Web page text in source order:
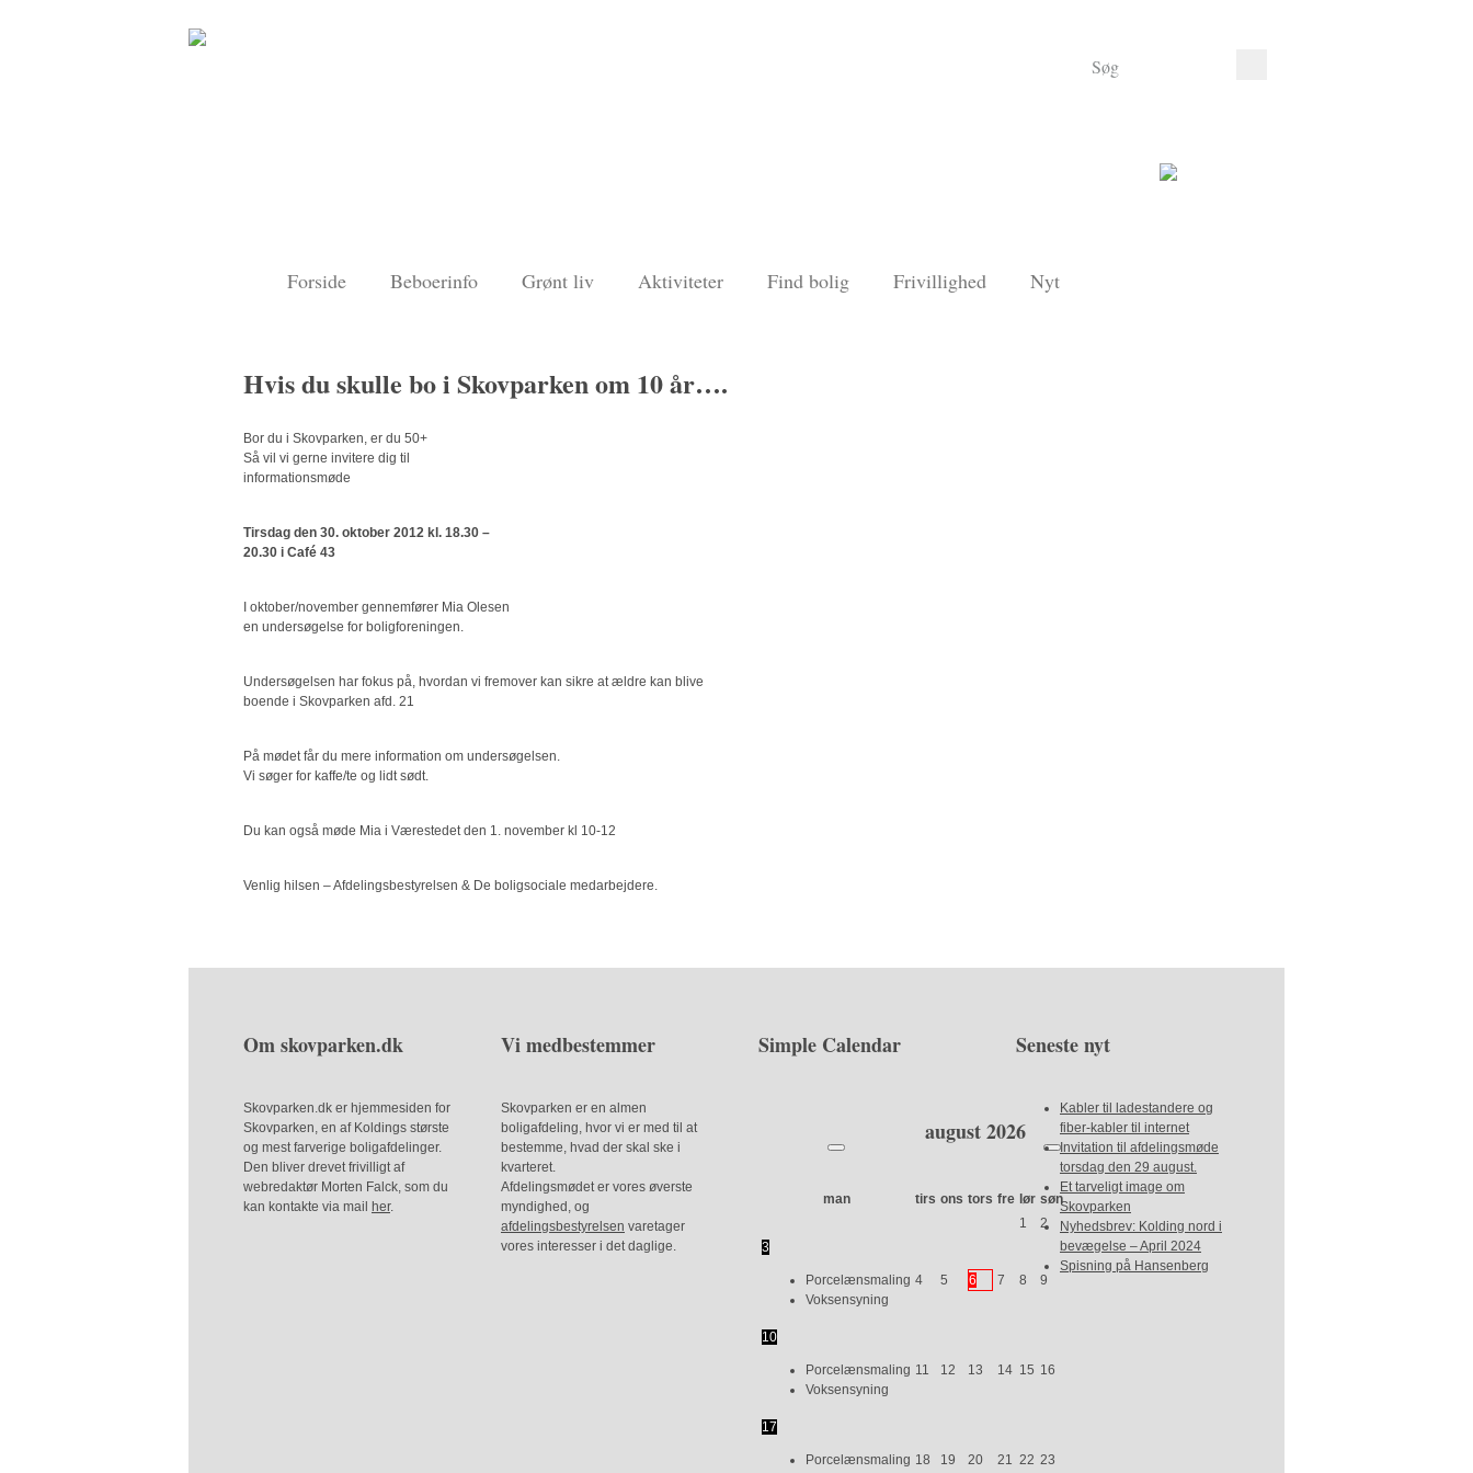
Forside Beboerinfo Grønt liv Aktiviteter Find bolig Frivillighed Nyt
Hvis du skulle bo i Skovparken om 10 år….
Bor du i Skovparken, er du 50+
Så vil vi gerne invitere dig til
informationsmøde
Tirsdag den 30. oktober 2012 kl. 18.30 –
20.30 i Café 43
I oktober/november gennemfører Mia Olesen
en undersøgelse for boligforeningen.
Undersøgelsen har fokus på, hvordan vi fremover kan sikre at ældre kan blive
boende i Skovparken afd. 21
På mødet får du mere information om undersøgelsen.
Vi søger for kaffe/te og lidt sødt.
Du kan også møde Mia i Værestedet den 1. november kl 10-12
Venlig hilsen – Afdelingsbestyrelsen & De boligsociale medarbejdere.
Om skovparken.dk
Skovparken.dk er hjemmesiden for
Skovparken, en af Koldings største
og mest farverige boligafdelinger.
Den bliver drevet frivilligt af
webredaktør Morten Falck, som du
kan kontakte via mail
her.
Vi medbestemmer
Skovparken er en almen
boligafdeling, hvor vi er med til at
bestemme, hvad der skal ske i
kvarteret.
Afdelingsmødet er vores øverste
myndighed, og
afdelingsbestyrelsen varetager
vores interesser i det daglige.
Simple Calendar
august2026
man tirs ons tors fre lør søn
1
2
3
Porcelænsmaling
Voksensyning
4 5 6 7 8 9
10
Porcelænsmaling
Voksensyning
11 12 13 14 15 16
17
Porcelænsmaling 18 19 20 21 22 23
Seneste nyt
Kabler til ladestandere og
fiber-kabler til internet
Invitation til afdelingsmøde
torsdag den 29 august.
Et tarveligt image om
Skovparken
Nyhedsbrev: Kolding nord i
bevægelse – April 2024
Spisning på Hansenberg